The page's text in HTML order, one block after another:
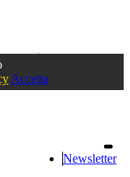
Accedioppure registrati
Accetta
Newsletter